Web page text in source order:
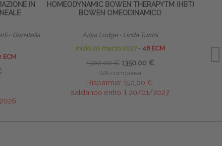
IN
∙ Donatella
ECM
HOMEODYNAMIC BOWEN THERAPYTM (HBT)
BOWEN OMEODINAMICO
Ariya Lodge ∙ Linda Turrini
inizio 20 marzo 2027 ∙ 48 ECM
1500,00 € 1350,00 €
IVA compresa
Risparmia: 150,00 €
saldando entro il 20/01/2027